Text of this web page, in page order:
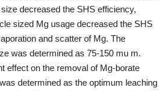
decreased the SHS efficiency,
sized Mg usage decreased the SHS
and scatter of Mg. The
was determined as 75-150 mu m.
effect on the removal of Mg-borate
determined as the optimum leaching